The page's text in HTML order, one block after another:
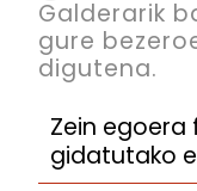
Galderarik
gure
digutena.
Zein egoera
gidatutako